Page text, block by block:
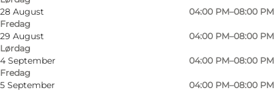
28 August
Fredag
04:00 PM–08:00 PM
29 August
Lørdag
04:00 PM–08:00 PM
4 September
Fredag
04:00 PM–08:00 PM
5 September
04:00 PM–08:00 PM
Foto Øspil - Lohals Foto: